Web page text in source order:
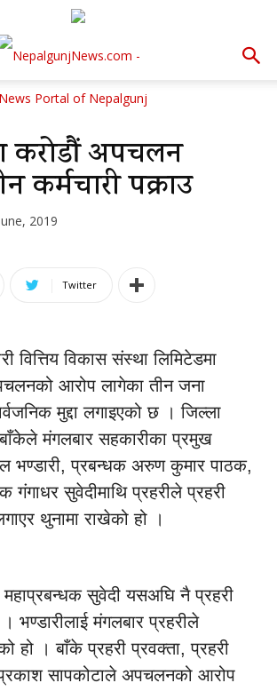
करोडौं अपचलन
कर्मचारी पक्राउ
2019
Twitter
वित्तिय विकास संस्था लिमिटेडमा
आरोप लागेका तीन जना
मुद्दा लगाइएको छ । जिल्ला
बाँकेले मंगलबार सहकारीका प्रमुख
भण्डारी, प्रबन्धक अरुण कुमार पाठक,
गंगाधर सुवेदीमाथि प्रहरीले प्रहरी
थुनामा राखेको हो ।
सुवेदी यसअघि नै प्रहरी
भण्डारीलाई मंगलबार प्रहरीले
हो । बाँके प्रहरी प्रवक्ता, प्रहरी
सापकोटाले अपचलनको आरोप